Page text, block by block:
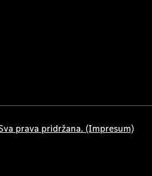
prava pridržana. (Impresum)